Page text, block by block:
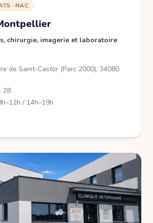
· NAC
chirurgie, imagerie et laboratoire
de Saint-Castor (Parc 2000), 34080
28
/ 14h–19h